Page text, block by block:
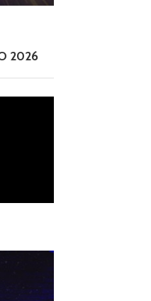
2026